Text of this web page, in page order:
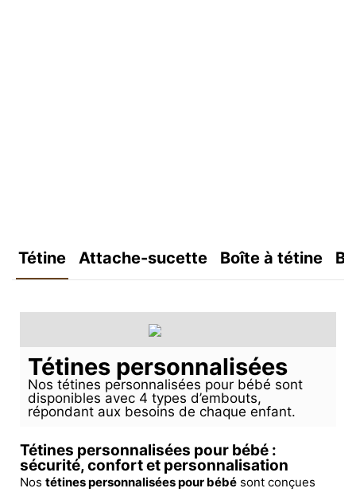
Tétine Attache-sucette Boîte à tétine
Tétines personnalisées
Nos tétines personnalisées pour bébé sont
disponibles avec 4 types d’embouts,
répondant aux besoins de chaque enfant.
Tétines personnalisées pour bébé :
sécurité, confort et personnalisation
Nos tétines personnalisées pour bébé sont conçues